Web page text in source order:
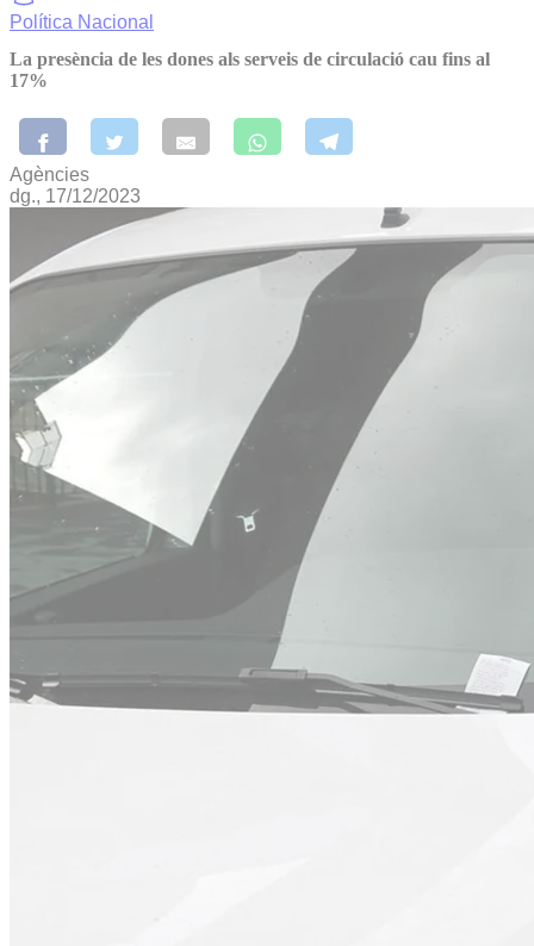
Política Nacional
La presència de les dones als serveis de circulació cau fins al
17%
Agències
dg., 17/12/2023